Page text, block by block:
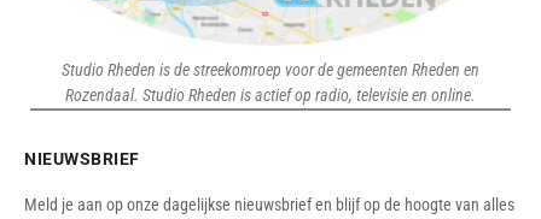
Studio Rheden is de streekomroep voor de gemeenten Rheden en
Rozendaal. Studio Rheden is actief op radio, televisie en online.
NIEUWSBRIEF
Meld je aan op onze dagelijkse nieuwsbrief en blijf op de hoogte van alles